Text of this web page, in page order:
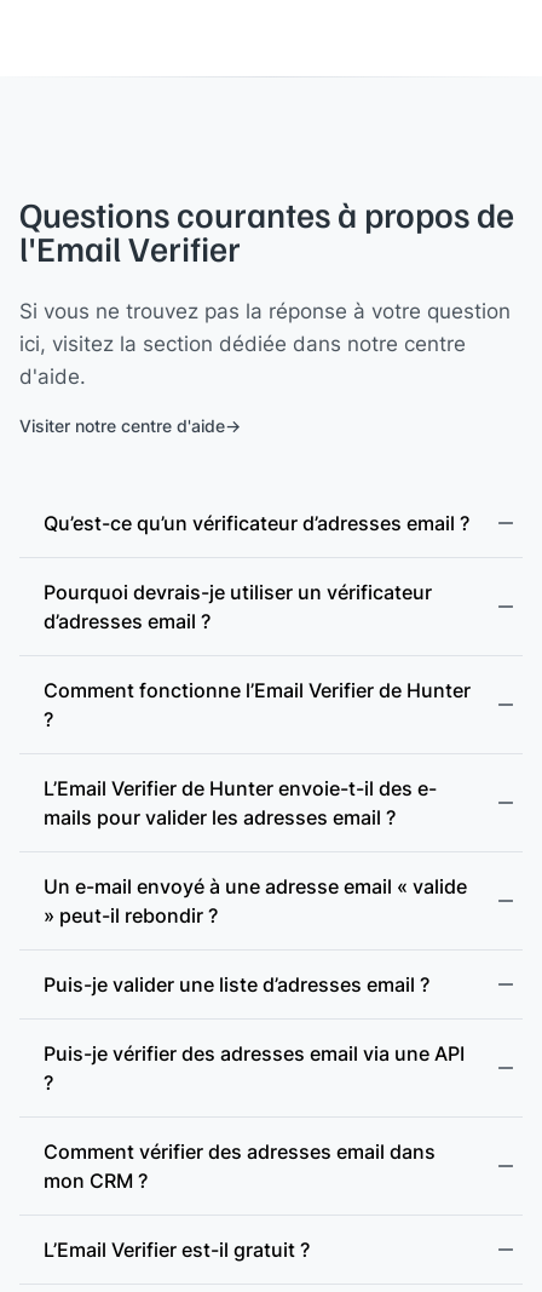
Questions courantes à propos de
l'Email Verifier
Si vous ne trouvez pas la réponse à votre question
ici, visitez la section dédiée dans notre centre
d'aide.
Visiter notre centre d'aide
Qu’est-ce qu’un vérificateur d’adresses email ?
Pourquoi devrais-je utiliser un vérificateur
d’adresses email ?
Comment fonctionne l’Email Verifier de Hunter
?
Adresse incohérente :
Adresse jetable :
Adresse webmail :
L’Email Verifier de Hunter envoie-t-il des e-
mails pour valider les adresses email ?
Un e-mail envoyé à une adresse email « valide
» peut-il rebondir ?
Puis-je valider une liste d’adresses email ?
Puis-je vérifier des adresses email via une API
?
Comment vérifier des adresses email dans
mon CRM ?
L’Email Verifier est-il gratuit ?